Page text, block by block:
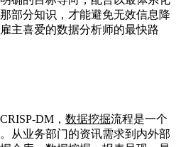
部分知识，才能避免无效信息降
主喜爱的数据分析师的最快路
DM， 数据挖掘流程是一个
从业务部门的资讯需求到内外部